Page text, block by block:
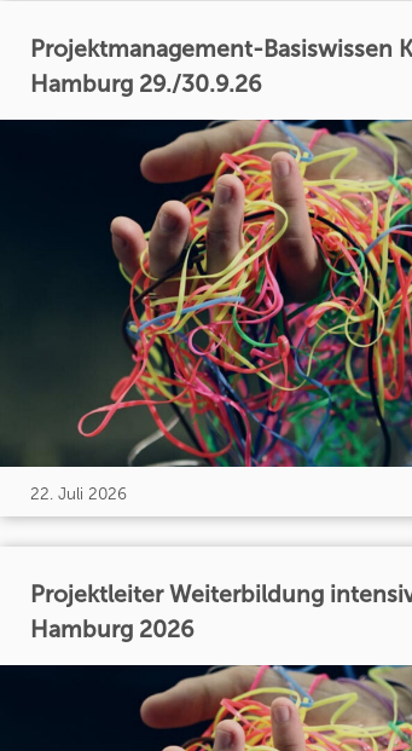
Projektmanagement-Basiswissen
Hamburg 29./30.9.26
22. Juli 2026
Projektleiter Weiterbildung
Hamburg 2026